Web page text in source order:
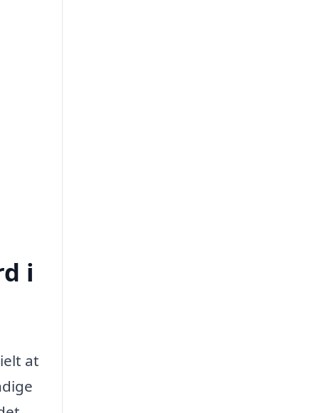
i
at